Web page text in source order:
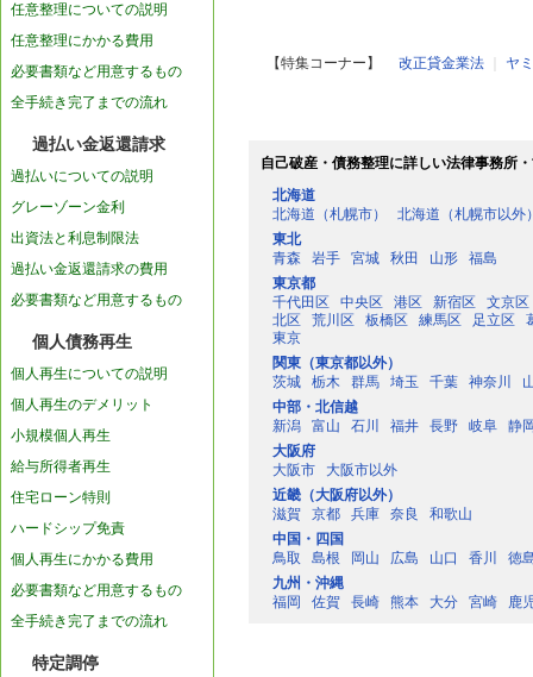
任意整理についての説明
任意整理にかかる費用
必要書類など用意するもの
全手続き完了までの流れ
過払い金返還請求
過払いについての説明
グレーゾーン金利
出資法と利息制限法
過払い金返還請求の費用
必要書類など用意するもの
個人債務再生
個人再生についての説明
個人再生のデメリット
小規模個人再生
給与所得者再生
住宅ローン特則
ハードシップ免責
個人再生にかかる費用
必要書類など用意するもの
全手続き完了までの流れ
特定調停
【特集コーナー】 改正貸金業法 ヤ
自己破産・債務整理に詳しい法律事務所
北海道
北海道（札幌市）
北海道（札幌市以外
東北
青森
岩手 宮城 秋田 山形
福島
東京都
千代田区
中央区 港区 新宿区
文京区
北区
荒川区 板橋区 練馬区 足立区
東京
関東（東京都以外）
茨城
栃木 群馬 埼玉 千葉 神奈川
中部・北信越
新潟
富山 石川 福井 長野 岐阜
静
大阪府
大阪市
大阪市以外
近畿（大阪府以外）
滋賀
京都 兵庫 奈良
和歌山
中国・四国
鳥取
島根 岡山 広島 山口 香川
徳
九州・沖縄
福岡
佐賀 長崎 熊本 大分 宮崎 鹿